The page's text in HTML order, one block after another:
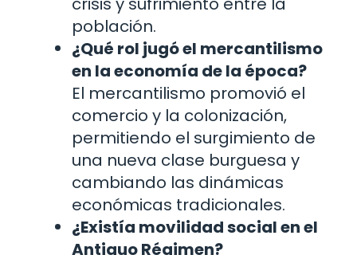
población.
¿Qué rol jugó el mercantilismo
en la economía de la época?
El mercantilismo promovió el
comercio y la colonización,
permitiendo el surgimiento de
una nueva clase burguesa y
cambiando las dinámicas
económicas tradicionales.
¿Existía movilidad social en el
Antiguo Régimen?